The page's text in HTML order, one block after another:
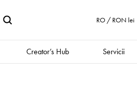
RO / RON lei
Creator’s Hub Servicii